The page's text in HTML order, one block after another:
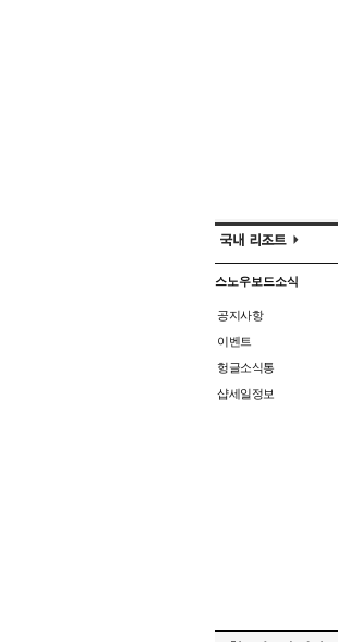
스노우보드소식
공지사항
이벤트
헝글소식통
샵세일정보